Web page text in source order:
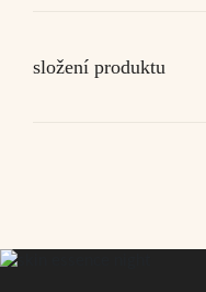
složení produktu